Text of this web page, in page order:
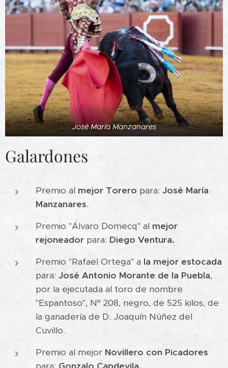
José María Manzanares
Galardones
Premio al mejor Torero para: José María
Manzanares.
Premio "Álvaro Domecq" al mejor
rejoneador para: Diego Ventura.
Premio "Rafael Ortega" a la mejor estocada
para: José Antonio Morante de la Puebla,
por la ejecutada al toro de nombre
"Espantoso", Nº 208, negro, de 525 kilos, de
la ganadería de D. Joaquín Núñez del
Cuvillo.
Premio al mejor Novillero con Picadores
para:Gonzalo Capdevila.